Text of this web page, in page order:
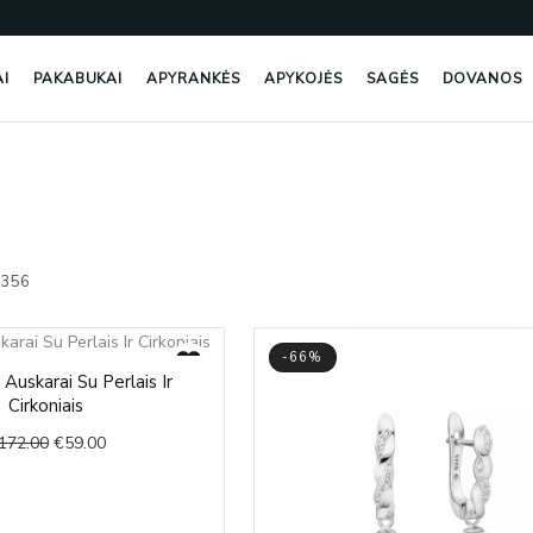
PAKABUKAI APYRANKĖS APYKOJĖS SAGĖS DOVANOS
Su Perlais Ir
Cirkoniais
price
€172.00.
€59.00
price
€59.00.
-66%